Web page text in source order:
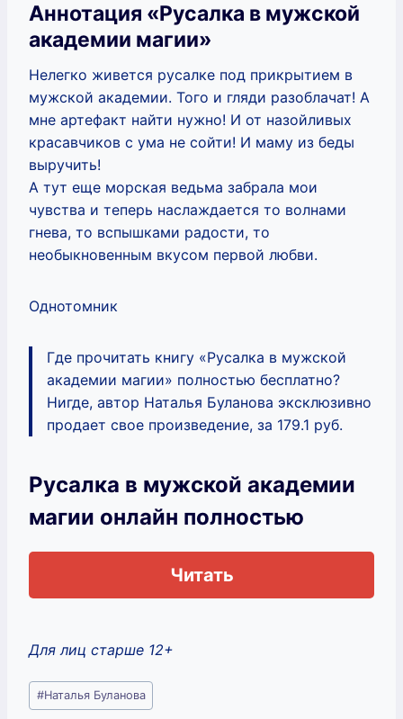
Аннотация «Русалка в мужской
академии магии»
Нелегко живется русалке под прикрытием в
мужской академии. Того и гляди разоблачат! А
мне артефакт найти нужно! И от назойливых
красавчиков с ума не сойти! И маму из беды
выручить!
А тут еще морская ведьма забрала мои
чувства и теперь наслаждается то волнами
гнева, то вспышками радости, то
необыкновенным вкусом первой любви.
Однотомник
Где прочитать книгу «Русалка в мужской
академии магии» полностью бесплатно?
Нигде, автор Наталья Буланова эксклюзивно
продает свое произведение, за 179.1 руб.
Русалка в мужской академии
магии онлайн полностью
Читать
Для лиц старше 12+
Метки
записи:
#Наталья Буланова